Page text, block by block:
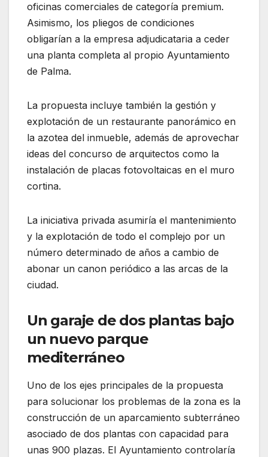
oficinas comerciales de categoría premium.
Asimismo, los pliegos de condiciones
obligarían a la empresa adjudicataria a ceder
una planta completa al propio Ayuntamiento
de Palma.
La propuesta incluye también la gestión y
explotación de un restaurante panorámico en
la azotea del inmueble, además de aprovechar
ideas del concurso de arquitectos como la
instalación de placas fotovoltaicas en el muro
cortina.
La iniciativa privada asumiría el mantenimiento
y la explotación de todo el complejo por un
número determinado de años a cambio de
abonar un canon periódico a las arcas de la
ciudad.
Un garaje de dos plantas bajo
un nuevo parque
mediterráneo
Uno de los ejes principales de la propuesta
para solucionar los problemas de la zona es la
construcción de un aparcamiento subterráneo
asociado de dos plantas con capacidad para
unas 900 plazas. El Ayuntamiento controlaría